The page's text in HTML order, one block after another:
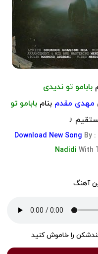
بابامو تو ندیدی
مهدی مقدم بنامبابامو تو
♪
Download New Song By :
Nadidi With
آهنگ
را خاموش کنید